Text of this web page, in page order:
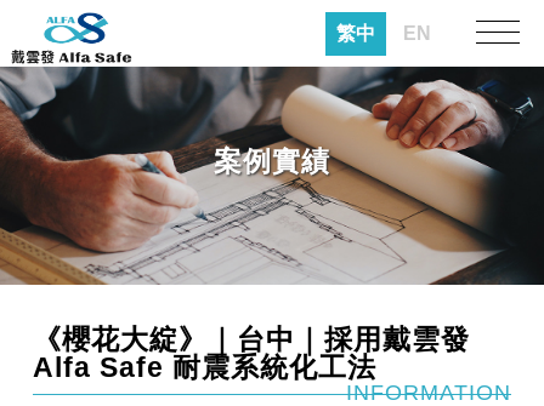
繁中 EN
案例實績
《櫻花大綻》｜台中｜採用戴雲發
Alfa Safe 耐震系統化工法
INFORMATION